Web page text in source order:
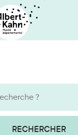
RECHERCHER
sur ce site